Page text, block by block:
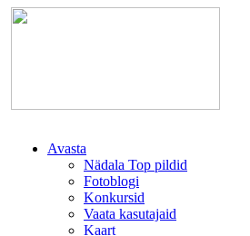
Avasta
Nädala Top pildid
Fotoblogi
Konkursid
Vaata kasutajaid
Kaart